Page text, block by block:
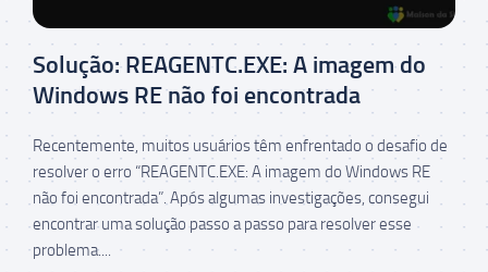
Solução: REAGENTC.EXE: A imagem do
Windows RE não foi encontrada
Recentemente, muitos usuários têm enfrentado o desafio de
resolver o erro “REAGENTC.EXE: A imagem do Windows RE
não foi encontrada”. Após algumas investigações, consegui
encontrar uma solução passo a passo para resolver esse
problema....